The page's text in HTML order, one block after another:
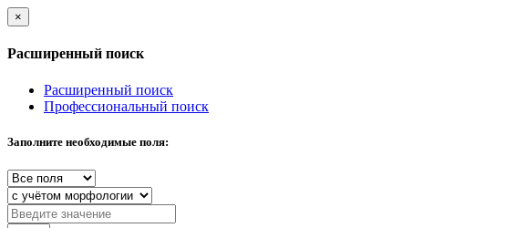
×
Расширенный поиск
Расширенный поиск
Профессиональный поиск
Заполните необходимые поля: